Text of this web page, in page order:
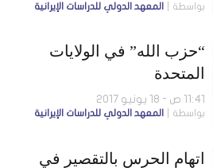
وأفغانستان والهند
بواسطة المعهد الدولي للدراسات الإيرانية
“حزب الله” في الولايات
المتحدة
11:41 ص - 18 يونيو 2017
بواسطة المعهد الدولي للدراسات الإيرانية
اتهام الحرس بالتقصير في